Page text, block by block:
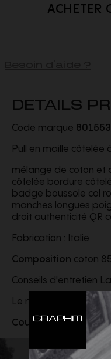
ACHETER
DETAILS
Code marque
Pull en maille
mélange de coton et
côtelée bordure
badge boussole col
manches longues
droit authenticité QR
Fabrication : Italie
Composition coton
Conseils d'entretien
Le mannequin
CouleurBlanc